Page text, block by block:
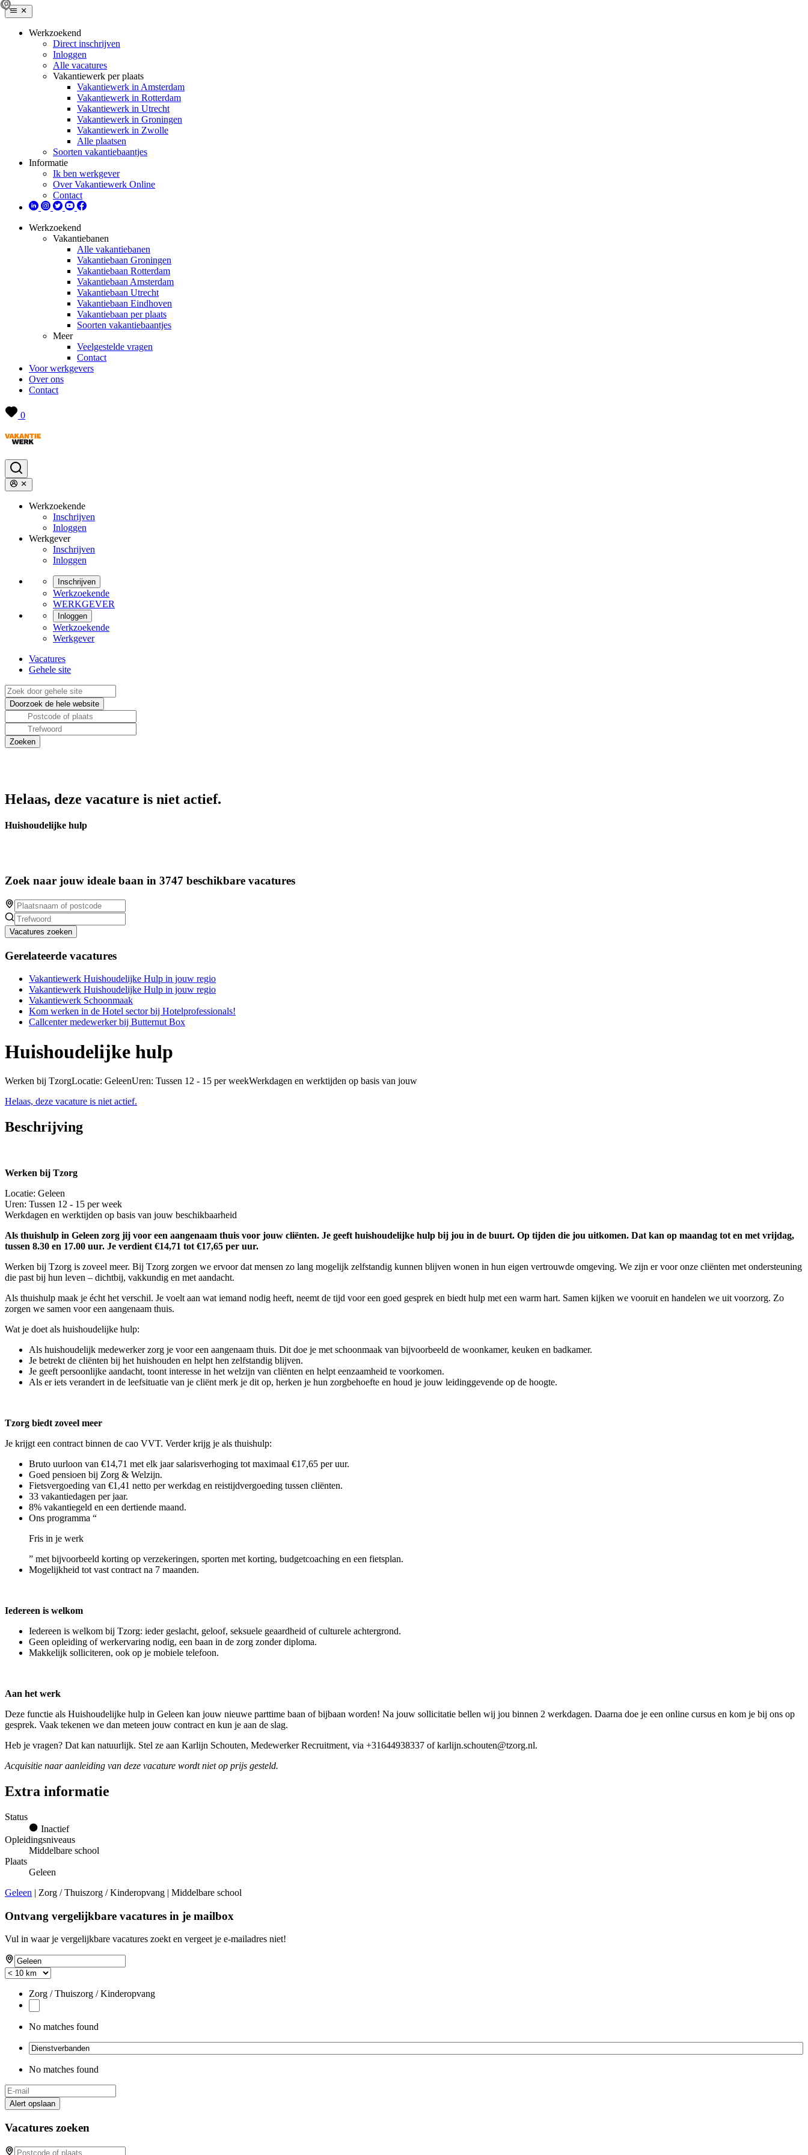
Werkzoekend
Direct inschrijven
Inloggen
Alle vacatures
Vakantiewerk per plaats
Vakantiewerk in Amsterdam
Vakantiewerk in Rotterdam
Vakantiewerk in Utrecht
Vakantiewerk in Groningen
Vakantiewerk in Zwolle
Alle plaatsen
Soorten vakantiebaantjes
Informatie
Ik ben werkgever
Over Vakantiewerk Online
Contact
Werkzoekend
Vakantiebanen
Alle vakantiebanen
Vakantiebaan Groningen
Vakantiebaan Rotterdam
Vakantiebaan Amsterdam
Vakantiebaan Utrecht
Vakantiebaan Eindhoven
Vakantiebaan per plaats
Soorten vakantiebaantjes
Meer
Veelgestelde vragen
Contact
Voor werkgevers
Over ons
Contact
0
Werkzoekende
Inschrijven
Inloggen
Werkgever
Inschrijven
Inloggen
Inschrijven
Werkzoekende
WERKGEVER
Inloggen
Werkzoekende
Werkgever
Vacatures
Gehele site
Helaas, deze vacature is niet actief.
Huishoudelijke hulp
Zoek naar jouw ideale baan in 3747 beschikbare vacatures
Vacatures zoeken
Gerelateerde vacatures
Vakantiewerk Huishoudelijke Hulp in jouw regio
Vakantiewerk Huishoudelijke Hulp in jouw regio
Vakantiewerk Schoonmaak
Kom werken in de Hotel sector bij Hotelprofessionals!
Callcenter medewerker bij Butternut Box
Huishoudelijke hulp
Werken bij TzorgLocatie: GeleenUren: Tussen 12 - 15 per weekWerkdagen en werktijden op basis van jouw
Helaas, deze vacature is niet actief.
Beschrijving
Werken bij Tzorg
Locatie: Geleen
Uren: Tussen 12 - 15 per week
Werkdagen en werktijden op basis van jouw beschikbaarheid
Als thuishulp in Geleen zorg jij voor een aangenaam thuis voor jouw cliënten. Je geeft huishoudelijke hulp bij jou in de buurt. Op tijden die jou uitkomen. Dat kan op maandag tot en met vrijdag,
tussen 8.30 en 17.00 uur. Je verdient €14,71 tot €17,65 per uur.
Werken bij Tzorg is zoveel meer. Bij Tzorg zorgen we ervoor dat mensen zo lang mogelijk zelfstandig kunnen blijven wonen in hun eigen vertrouwde omgeving. We zijn er voor onze cliënten met ondersteuning
die past bij hun leven – dichtbij, vakkundig en met aandacht.
Als thuishulp maak je écht het verschil. Je voelt aan wat iemand nodig heeft, neemt de tijd voor een goed gesprek en biedt hulp met een warm hart. Samen kijken we vooruit en handelen we uit voorzorg. Zo
zorgen we samen voor een aangenaam thuis.
Wat je doet als huishoudelijke hulp:
Als huishoudelijk medewerker zorg je voor een aangenaam thuis. Dit doe je met schoonmaak van bijvoorbeeld de woonkamer, keuken en badkamer.
Je betrekt de cliënten bij het huishouden en helpt hen zelfstandig blijven.
Je geeft persoonlijke aandacht, toont interesse in het welzijn van cliënten en helpt eenzaamheid te voorkomen.
Als er iets verandert in de leefsituatie van je cliënt merk je dit op, herken je hun zorgbehoefte en houd je jouw leidinggevende op de hoogte.
Tzorg biedt zoveel meer
Je krijgt een contract binnen de cao VVT. Verder krijg je als thuishulp:
Bruto uurloon van €14,71 met elk jaar salarisverhoging tot maximaal €17,65 per uur.
Goed pensioen bij Zorg & Welzijn.
Fietsvergoeding van €1,41 netto per werkdag en reistijdvergoeding tussen cliënten.
33 vakantiedagen per jaar.
8% vakantiegeld en een dertiende maand.
Ons programma “
Fris in je werk
” met bijvoorbeeld korting op verzekeringen, sporten met korting, budgetcoaching en een fietsplan.
Mogelijkheid tot vast contract na 7 maanden.
Iedereen is welkom
Iedereen is welkom bij Tzorg: ieder geslacht, geloof, seksuele geaardheid of culturele achtergrond.
Geen opleiding of werkervaring nodig, een baan in de zorg zonder diploma.
Makkelijk solliciteren, ook op je mobiele telefoon.
Aan het werk
Deze functie als Huishoudelijke hulp in Geleen kan jouw nieuwe parttime baan of bijbaan worden! Na jouw sollicitatie bellen wij jou binnen 2 werkdagen. Daarna doe je een online cursus en kom je bij ons op
gesprek. Vaak tekenen we dan meteen jouw contract en kun je aan de slag.
Heb je vragen? Dat kan natuurlijk. Stel ze aan Karlijn Schouten, Medewerker Recruitment, via +31644938337 of karlijn.schouten@tzorg.nl.
Acquisitie naar aanleiding van deze vacature wordt niet op prijs gesteld.
Extra informatie
Status
Inactief
Opleidingsniveaus
Middelbare school
Plaats
Geleen
Geleen | Zorg / Thuiszorg / Kinderopvang | Middelbare school
Ontvang vergelijkbare vacatures in je mailbox
Vul in waar je vergelijkbare vacatures zoekt en vergeet je e-mailadres niet!
Zorg / Thuiszorg / Kinderopvang
No matches found
No matches found
Alert opslaan
Vacatures zoeken